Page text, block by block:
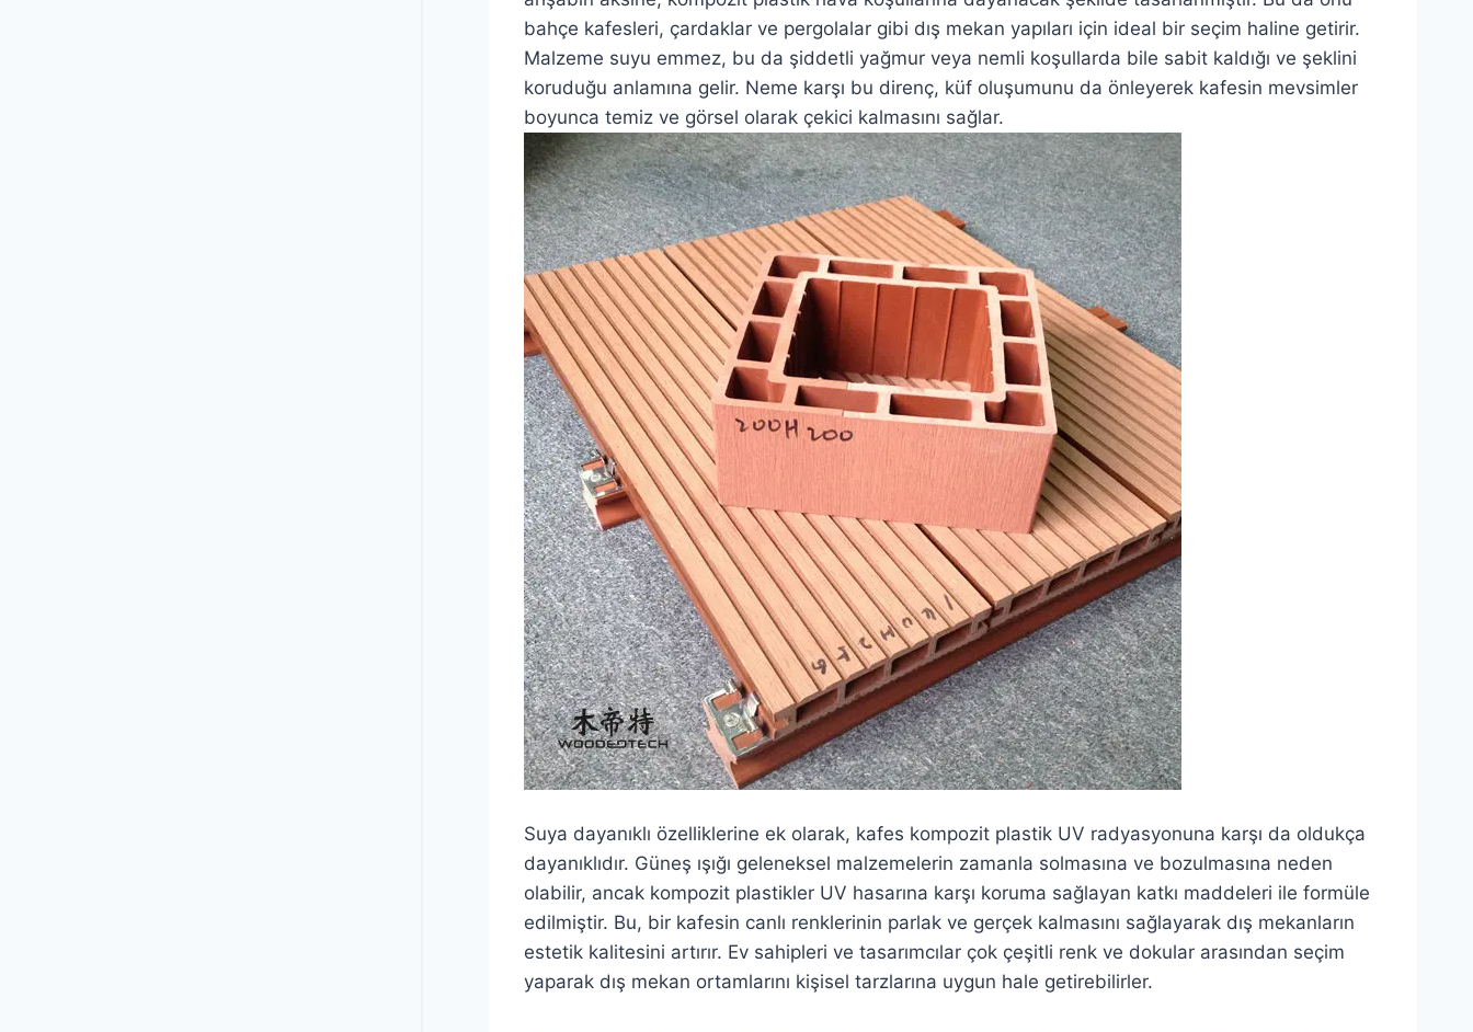
bahçe kafesleri, çardaklar ve pergolalar gibi dış mekan yapıları için ideal bir seçim haline getirir.
Malzeme suyu emmez, bu da şiddetli yağmur veya nemli koşullarda bile sabit kaldığı ve şeklini
koruduğu anlamına gelir. Neme karşı bu direnç, küf oluşumunu da önleyerek kafesin mevsimler
boyunca temiz ve görsel olarak çekici kalmasını sağlar.
Suya dayanıklı özelliklerine ek olarak, kafes kompozit plastik UV radyasyonuna karşı da oldukça
dayanıklıdır. Güneş ışığı geleneksel malzemelerin zamanla solmasına ve bozulmasına neden
olabilir, ancak kompozit plastikler UV hasarına karşı koruma sağlayan katkı maddeleri ile formüle
edilmiştir. Bu, bir kafesin canlı renklerinin parlak ve gerçek kalmasını sağlayarak dış mekanların
estetik kalitesini artırır. Ev sahipleri ve tasarımcılar çok çeşitli renk ve dokular arasından seçim
yaparak dış mekan ortamlarını kişisel tarzlarına uygun hale getirebilirler.